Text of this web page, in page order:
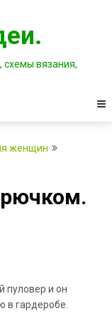
схемы вязания,
женщин
пуловер и он
гардеробе.